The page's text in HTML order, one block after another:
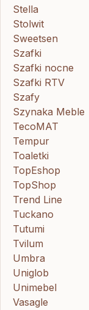
Stella
Stolwit
Sweetsen
Szafki
Szafki nocne
Szafki RTV
Szafy
Szynaka Meble
TecoMAT
Tempur
Toaletki
TopEshop
TopShop
Trend Line
Tuckano
Tutumi
Tvilum
Umbra
Uniglob
Unimebel
Vasagle